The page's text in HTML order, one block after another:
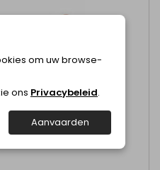
om uw browse-
ons Privacybeleid.
Aanvaarden